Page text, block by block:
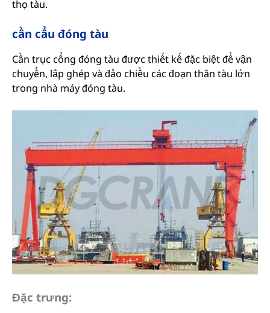
thọ tàu.
cần cẩu đóng tàu
Cần trục cổng đóng tàu được thiết kế đặc biệt để vận
chuyển, lắp ghép và đảo chiều các đoạn thân tàu lớn
trong nhà máy đóng tàu.
Đặc trưng: